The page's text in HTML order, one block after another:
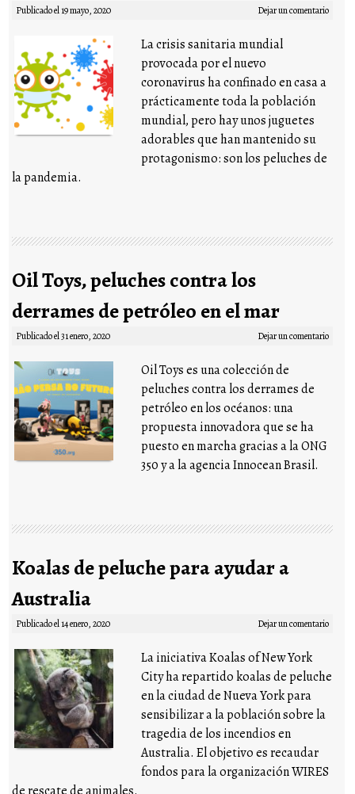
Publicado el19 mayo, 2020 Dejar un comentario
La crisis sanitaria mundial
provocada por el nuevo
coronavirus ha confinado en casa a
prácticamente toda la población
mundial, pero hay unos juguetes
adorables que han mantenido su
protagonismo: son los peluches de
la pandemia.
Oil Toys, peluches contra los
derrames de petróleo en el mar
Publicado el31 enero, 2020 Dejar un comentario
Oil Toys es una colección de
peluches contra los derrames de
petróleo en los océanos: una
propuesta innovadora que se ha
puesto en marcha gracias a la ONG
350 y a la agencia Innocean Brasil.
Koalas de peluche para ayudar a
Australia
Publicado el14 enero, 2020 Dejar un comentario
La iniciativa Koalas of New York
City ha repartido koalas de peluche
en la ciudad de Nueva York para
sensibilizar a la población sobre la
tragedia de los incendios en
Australia. El objetivo es recaudar
fondos para la organización WIRES
de rescate de animales.